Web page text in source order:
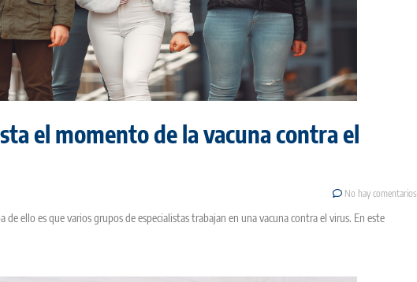
el momento de la vacuna contra el
No hay comentarios
de ello es que varios grupos de especialistas trabajan en una vacuna contra el virus. En este